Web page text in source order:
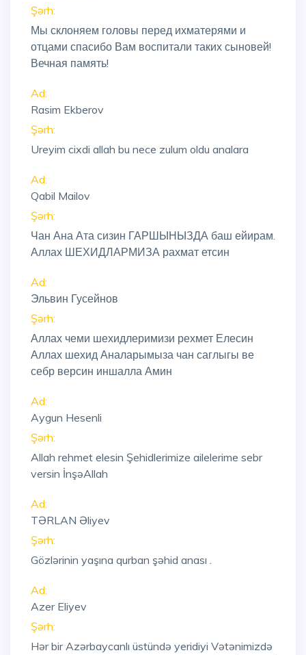
Şərh:
Мы склоняем головы перед ихматерями и
отцами спасибо Вам воспитали таких сыновей!
Вечная память!
Ad:
Rasim Ekberov
Şərh:
Ureyim cixdi allah bu nece zulum oldu analara
Ad:
Qabil Mailov
Şərh:
Чан Ана Ата сизин ГАРШЫНЫЗДА баш ейирам.
Аллах ШЕХИДЛАРМИЗА рахмат етсин
Ad:
Эльвин Гусейнов
Şərh:
Аллах чеми шехидлеримизи рехмет Елесин
Аллах шехид Аналарымыза чан саглыгы ве
себр версин иншалла Амин
Ad:
Aygun Hesenli
Şərh:
Allah rehmet elesin Şehidlerimize ailelerime sebr
versin İnşəAllah
Ad:
TƏRLAN Əliyev
Şərh:
Gözlərinin yaşına qurban şəhid anası .
Ad:
Azer Eliyev
Şərh:
Hər bir Azərbaycanlı üstündə yeridiyi Vətənimizdə